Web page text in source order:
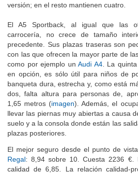
versión; en el resto mantienen cuatro.
El A5 Sportback, al igual que las
carrocería, no crece de tamaño
precedente. Sus plazas traseras son
con las que ofrecen la mayor parte de
como por ejemplo un Audi A4. La
en opción, es sólo útil para niños de
banqueta dura, estrecha y, como está
dos, falta altura para personas de,
1,65 metros (imagen). Además, el
llevar las piernas muy abiertas a causa
suelo y a la consola donde están las
plazas posteriores.
El mejor seguro desde el punto de
Regal: 8,94 sobre 10. Cuesta 2236 €.
calidad de 6,85. La relación calidad-